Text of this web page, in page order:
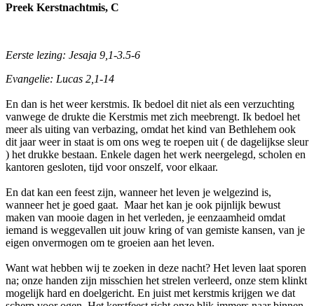
Preek Kerstnachtmis, C
Eerste lezing: Jesaja 9,1-3.5-6
Evangelie: Lucas 2,1-14
En dan is het weer kerstmis. Ik bedoel dit niet als een verzuchting
vanwege de drukte die Kerstmis met zich meebrengt. Ik bedoel het
meer als uiting van verbazing, omdat het kind van Bethlehem ook
dit jaar weer in staat is om ons weg te roepen uit ( de dagelijkse sleur
) het drukke bestaan. Enkele dagen het werk neergelegd, scholen en
kantoren gesloten, tijd voor onszelf, voor elkaar.
En dat kan een feest zijn, wanneer het leven je welgezind is,
wanneer het je goed gaat. Maar het kan je ook pijnlijk bewust
maken van mooie dagen in het verleden, je eenzaamheid omdat
iemand is weggevallen uit jouw kring of van gemiste kansen, van je
eigen onvermogen om te groeien aan het leven.
Want wat hebben wij te zoeken in deze nacht? Het leven laat sporen
na; onze handen zijn misschien het strelen verleerd, onze stem klinkt
mogelijk hard en doelgericht. En juist met kerstmis krijgen we dat